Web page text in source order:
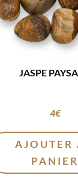
JASPE
4€
AJOUTER
PANIER